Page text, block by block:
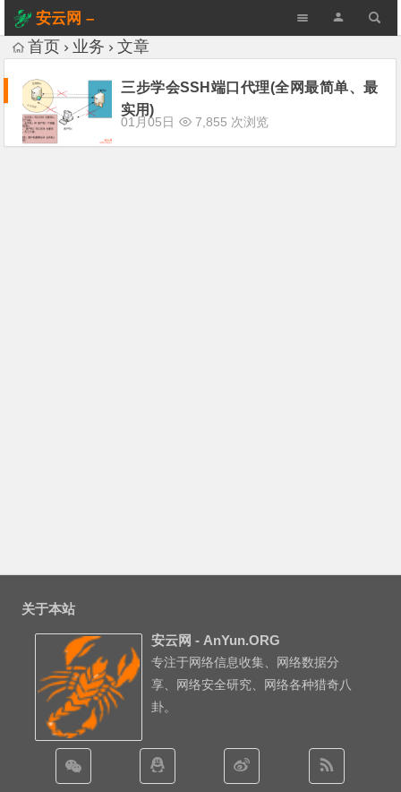
安云网 –
AnYun.ORG
首页 业务 文章
三步学会SSH端口代理(全网最简单、最
实用)
01月05日 7,855 次浏览
关于本站
安云网 - AnYun.ORG
专注于网络信息收集、网络数据分
享、网络安全研究、网络各种猎奇八
卦。